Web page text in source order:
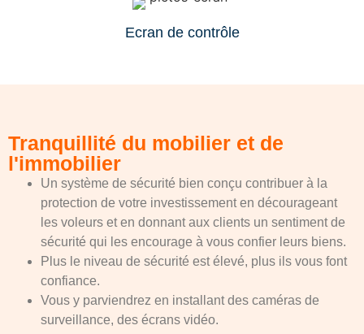
Ecran de contrôle
Tranquillité du mobilier et de
l'immobilier
Un système de sécurité bien conçu contribuer à la
protection de votre investissement en décourageant
les voleurs et en donnant aux clients un sentiment de
sécurité qui les encourage à vous confier leurs biens.
Plus le niveau de sécurité est élevé, plus ils vous font
confiance.
Vous y parviendrez en installant des caméras de
surveillance, des écrans vidéo.